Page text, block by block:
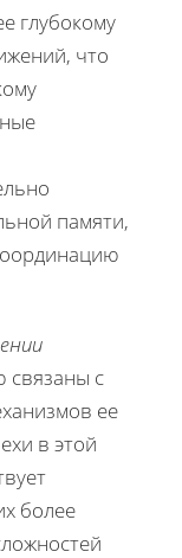
глубокому
что
памяти,
связаны с
ее
в этой
более